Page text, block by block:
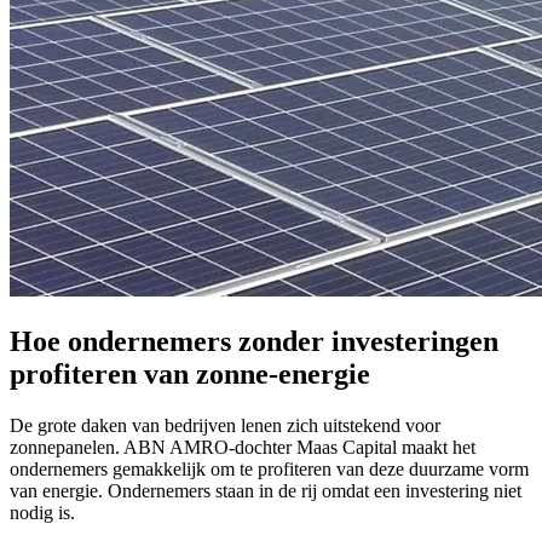
Hoe ondernemers zonder investeringen
profiteren van zonne-energie
De grote daken van bedrijven lenen zich uitstekend voor
zonnepanelen. ABN AMRO-dochter Maas Capital maakt het
ondernemers gemakkelijk om te profiteren van deze duurzame vorm
van energie. Ondernemers staan ​​in de rij omdat een investering niet
nodig is.